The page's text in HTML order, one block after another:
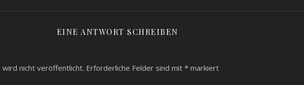
EINE ANTWORT SCHREIBEN
wird nicht veröffentlicht. Erforderliche Felder sind mit * markiert